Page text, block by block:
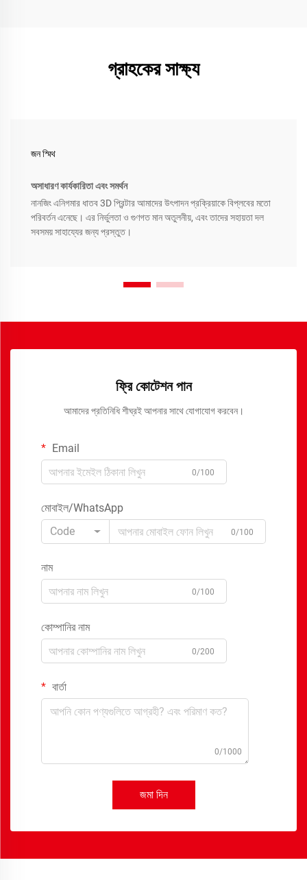
গ্রাহকের সাক্ষ্য
জন স্মিথ
অসাধারণ কার্যকারিতা এবং সমর্থন
নানজিং এনিগমার ধাতব 3D প্রিন্টার আমাদের উৎপাদন প্রক্রিয়াকে বিপ্লবের মতো
পরিবর্তন এনেছে। এর নির্ভুলতা ও গুণগত মান অতুলনীয়, এবং তাদের সহায়তা দল
সবসময় সাহায্যের জন্য প্রস্তুত।
ফ্রি কোটেশন পান
আমাদের প্রতিনিধি শীঘ্রই আপনার সাথে যোগাযোগ করবেন।
Email
0/100
মোবাইল/WhatsApp
Code
0/100
নাম
0/100
কোম্পানির নাম
0/200
বার্তা
0/1000
জমা দিন